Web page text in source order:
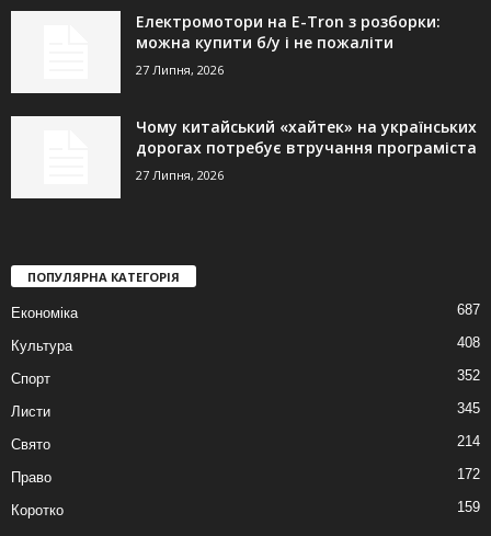
Електромотори на E-Tron з розборки:
можна купити б/у і не пожаліти
27 Липня, 2026
Чому китайський «хайтек» на українських
дорогах потребує втручання програміста
27 Липня, 2026
ПОПУЛЯРНА КАТЕГОРІЯ
Економіка 687
Культура 408
Спорт 352
Листи 345
Свято 214
Право 172
Коротко 159